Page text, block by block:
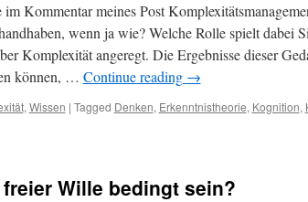
im Kommentar meines Post
wenn ja wie? Welche Rolle spielt dabei
Komplexität angeregt. Die Ergebnisse dieser
können, … Continue reading →
, Wissen | Tagged Denken, Erkenntnistheorie, Kognition,
Wille bedingt sein?